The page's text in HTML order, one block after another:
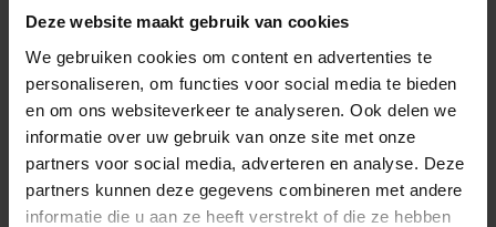
Deze website maakt gebruik van cookies
We gebruiken cookies om content en advertenties te
personaliseren, om functies voor social media te bieden
en om ons websiteverkeer te analyseren. Ook delen we
informatie over uw gebruik van onze site met onze
partners voor social media, adverteren en analyse. Deze
partners kunnen deze gegevens combineren met andere
informatie die u aan ze heeft verstrekt of die ze hebben